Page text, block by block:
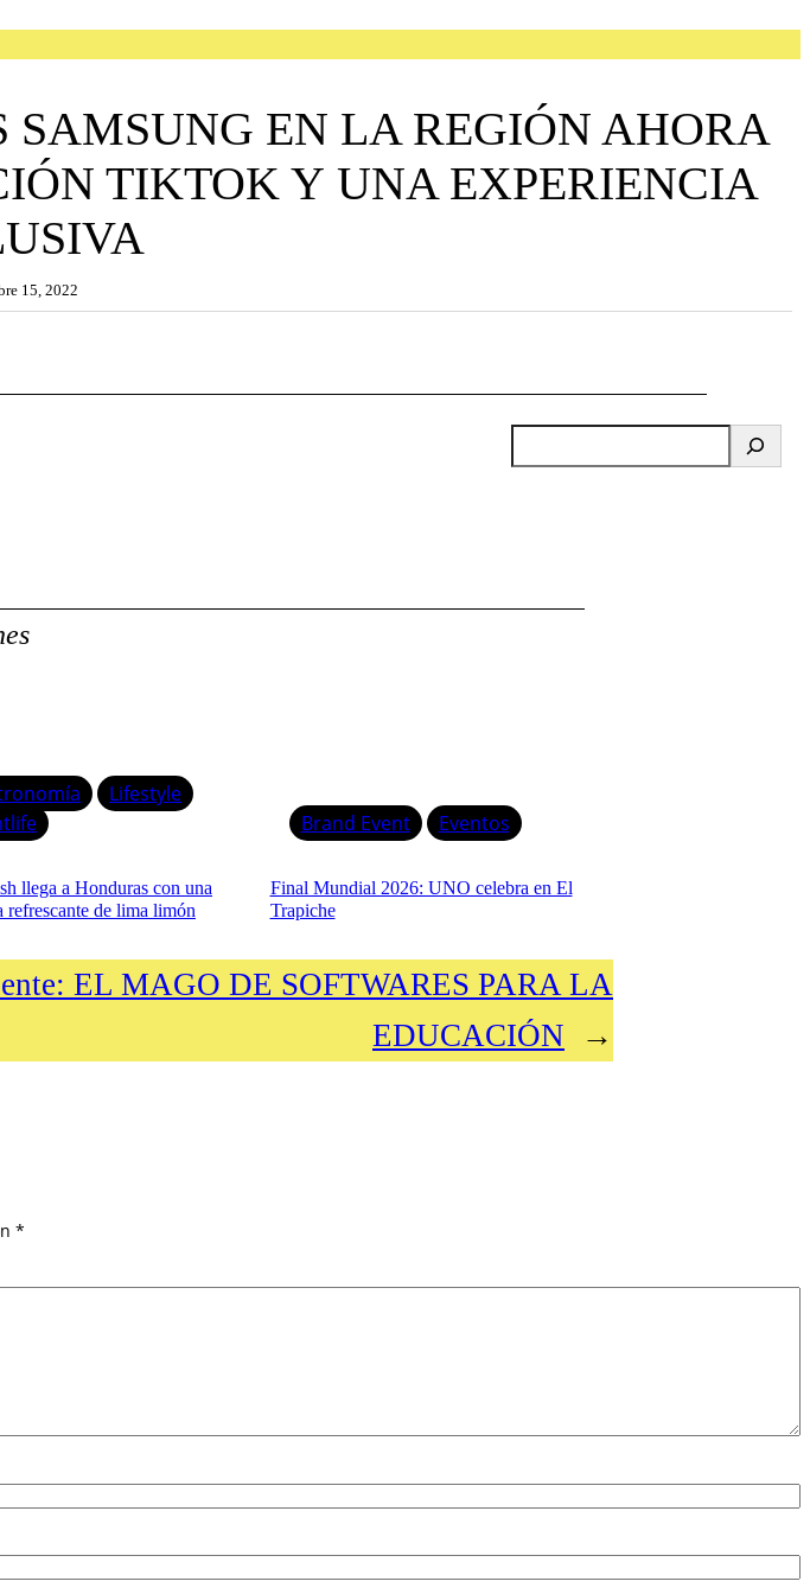
SAMSUNG EN LA REGIÓN AHORA
TIKTOK Y UNA EXPERIENCIA
15, 2022
u
Lifestyle
llega a Honduras con una
refrescante de lima limón
Brand Event Eventos
Final Mundial 2026: UNO celebra en El
Trapiche
EL MAGO DE SOFTWARES PARA LA
EDUCACIÓN
→
*